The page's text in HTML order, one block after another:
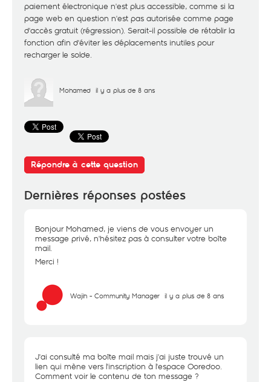
paiement électronique n'est plus accessible, comme si la
page web en question n'est pas autorisée comme page
d'accès gratuit (régression). Serait-il possible de rétablir la
fonction afin d'éviter les déplacements inutiles pour
recharger le solde.
Mohamed il y a plus de 8 ans
Répondre à cette question
Dernières réponses postées
Bonjour Mohamed, je viens de vous envoyer un
message privé, n'hésitez pas à consulter votre boîte
mail.
Merci !
Wajih - Community Manager il y a plus de 8 ans
J'ai consulté ma boîte mail mais j'ai juste trouvé un
lien qui mène vers l'inscription à l'espace Ooredoo.
Comment voir le contenu de ton message ?